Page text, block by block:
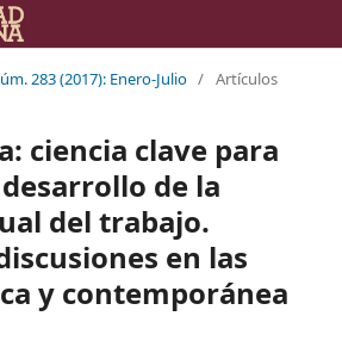
283 (2017): Enero-Julio / Artículos
ciencia clave para
de la
del trabajo.
en las
y contemporánea